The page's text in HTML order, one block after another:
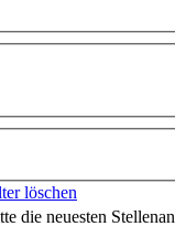
löschen
die neuesten